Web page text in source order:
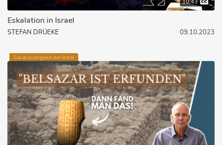
10:43
Eskalation in Israel
STEFAN DRÜEKE 09.10.2023
Glaubwürdigkeit der Bibel